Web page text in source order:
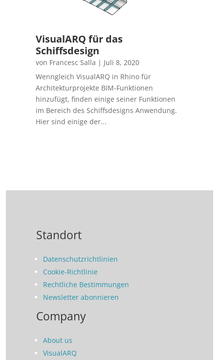
VisualARQ für das
Schiffsdesign
von Francesc Salla | Juli 8, 2020
Wenngleich VisualARQ in Rhino für
Architekturprojekte BIM-Funktionen
hinzufügt, finden einige seiner Funktionen
im Bereich des Schiffsdesigns Anwendung.
Hier sind einige der...
Standort
Datenschutzrichtlinien
Cookie-Richtlinie
Rechtliche Bestimmungen
Newsletter abonnieren
Company
About us
VisualARQ